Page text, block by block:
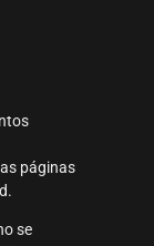
páginas
se